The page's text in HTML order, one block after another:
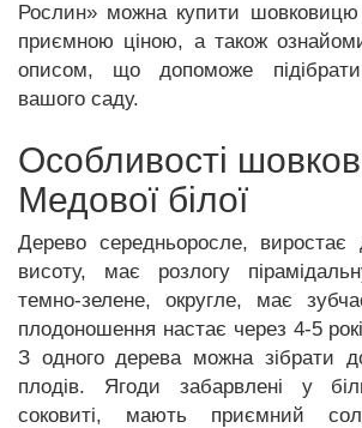
Рослин» можна купити
приємною ціною, а також
описом, що допоможе
вашого саду.
Особливості
Медової білої
Дерево середньоросле,
висоту, має розлогу
темно-зелене, округле, має
плодоношення настає через 4-5
З одного дерева можна зібрати
плодів. Ягоди забарвлені у
соковиті, мають приємний